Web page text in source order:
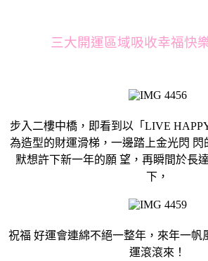
三大開運區域吸收幸福快
步入二樓中橋，即看到以「LIVE
為造型的財運滑梯，一邊踏上金光閃 閃
默想許下新一年的願 望，再瞬間於長
下，
祝福 好運會連綿不絕一整年，來年一帆
運滾滾來！